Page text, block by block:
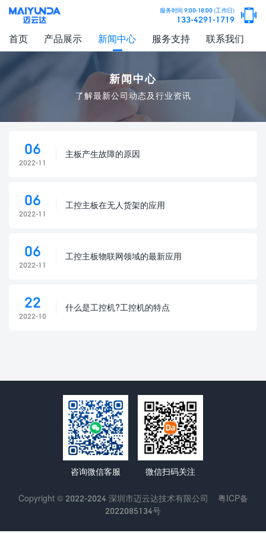
服务时间 9:00-18:00 (工作日)
133-4291-1719 
首页 产品展示 新闻中心 服务支持 联系我们
新闻中心
了解最新公司动态及行业资讯
06
2022-11
主板产生故障的原因
06
2022-11
工控主板在无人货架的应用
06
2022-11
工控主板物联网领域的最新应用
22
2022-10
什么是工控机?工控机的特点
咨询微信客服 微信扫码关注
Copyright © 2022-2024 深圳市迈云达技术有限公司
粤ICP备
2022085134号